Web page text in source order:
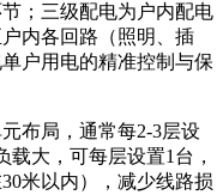
；三级配电为户内配电
内各回路（照明、插
户用电的精准控制与保
布局，通常每2-3层设
大，可每层设置1台，
米以内），减少线路损